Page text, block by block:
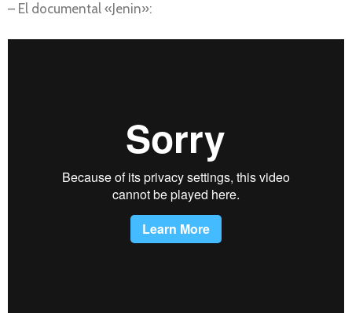
– El documental «Jenin»: